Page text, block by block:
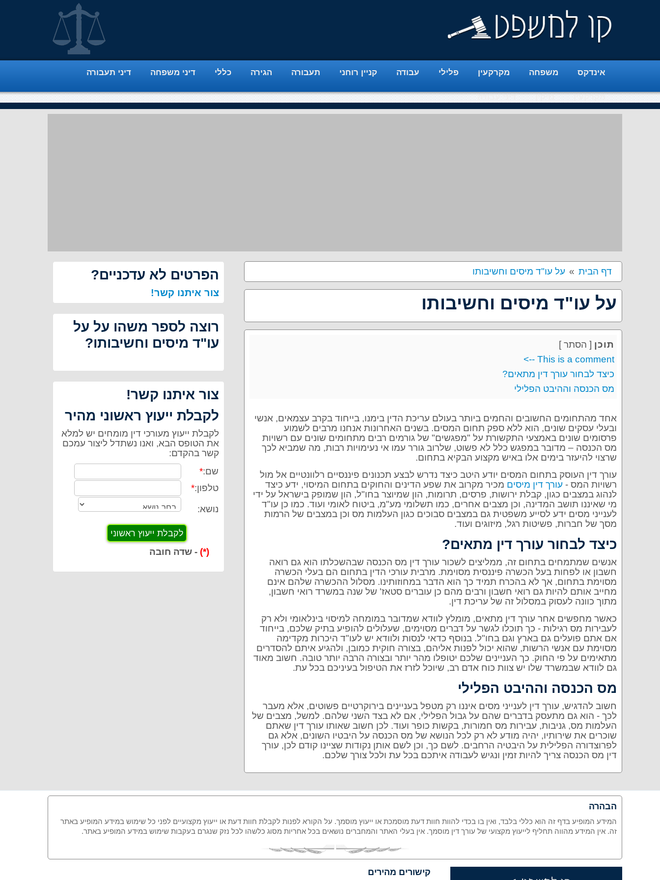
אינדקס משפחה מקרקעין פלילי עבודה קניין רוחני תעבורה הגירה כללי דיני משפחה דיני תעבורה
מקרקעין נזיקין דיני עבודה
דף הבית על עו"ד מיסים וחשיבותו
על עו"ד מיסים וחשיבותו
תוכן [ הסתר ]
This is a comment -->
כיצד לבחור עורך דין מתאים?
מס הכנסה וההיבט הפלילי
אחד מהתחומים החשובים והחמים ביותר בעולם עריכת הדין בימנו, בייחוד בקרב עצמאים, אנשי
ובעלי עסקים שונים, הוא ללא ספק תחום המסים. בשנים האחרונות אנחנו מרבים לשמוע
פרסומים שונים באמצעי התקשורת על "מפגשים" של גורמים רבים מתחומים שונים עם רשויות
מס הכנסה – מדובר במפגש כלל לא פשוט, שלרוב גורר עמו אי נעימויות רבות, מה שמביא לכך
שרצוי להיעזר בימים אלו באיש מקצוע הבקיא בתחום.
עורך דין העוסק בתחום המסים יודע היטב כיצד נדרש לבצע תכנונים פיננסיים רלוונטיים אל מול
רשויות המס - עורך דין מיסים מכיר מקרוב את שפע הדינים והחוקים בתחום המיסוי, ידע כיצד
לנהוג במצבים כגון, קבלת ירושות, פרסים, תרומות, הון שמיוצר בחו"ל, הון שמופק בישראל על ידי
מי שאיננו תושב המדינה, וכן מצבים אחרים, כמו תשלומי מע"מ, ביטוח לאומי ועוד. כמו כן עו"ד
לענייני מסים ידע לסייע משפטית גם במצבים סבוכים כגון העלמות מס וכן במצבים של הרמות
מסך של חברות, פשיטות רגל, מיזוגים ועוד.
כיצד לבחור עורך דין מתאים?
אנשים שמתמחים בתחום זה, ממליצים לשכור עורך דין מס הכנסה שבהשכלתו הוא גם רואה
חשבון או לפחות בעל הכשרה פיננסית מסוימת. מרבית עורכי הדין בתחום הם בעלי הכשרה
מסוימת בתחום, אך לא בהכרח תמיד כך הוא הדבר במחוזותינו. מסלול ההכשרה שלהם אינם
מחייב אותם להיות גם רואי חשבון ורבים מהם כן עוברים סטאז' של שנה במשרד רואי חשבון,
מתוך כוונה לעסוק במסלול זה של עריכת דין.
כאשר מחפשים אחר עורך דין מתאים, מומלץ לוודא שמדובר במומחה למיסוי בינלאומי ולא רק
לעבירות מס רגילות - כך תוכלו לגשר על דברים מסוימים, שעלולים להופיע בתיק שלכם, בייחוד
אם אתם פועלים גם בארץ וגם בחו"ל. בנוסף כדאי לנסות ולוודא יש לעו"ד היכרות מקדימה
מסוימת עם אנשי הרשות, שהוא יכול לפנות אליהם, בצורה חוקית כמובן, ולהגיע איתם להסדרים
מתאימים על פי החוק. כך העניינים שלכם יטופלו מהר יותר ובצורה הרבה יותר טובה. חשוב מאוד
גם לוודא שבמשרד שלו יש צוות כוח אדם רב, שיוכל לזרז את הטיפול בעיניכם בכל עת.
מס הכנסה וההיבט הפלילי
חשוב להדגיש, עורך דין לענייני מסים איננו רק מטפל בעניינים בירוקרטיים פשוטים, אלא מעבר
לכך - הוא גם מתעסק בדברים שהם על גבול הפלילי, אם לא בצד השני שלהם. למשל, מצבים של
העלמות מס, גניבות, עבירות מס חמורות, בקשות כופר ועוד. לכן חשוב שאותו עורך דין שאתם
שוכרים את שירותיו, יהיה מודע לא רק לכל הנושא של מס הכנסה על היבטיו השונים, אלא גם
לפרוצדורה הפלילית על היבטיה הרחבים. לשם כך, וכן לשם אותן נקודות שציינו קודם לכן, עורך
דין מס הכנסה צריך להיות זמין ונגיש לעבודה איתכם בכל עת ולכל צורך שלכם.
הפרטים לא עדכניים?
צור איתנו קשר!
רוצה לספר משהו על על
עו"ד מיסים וחשיבותו?
צור איתנו קשר!
לקבלת ייעוץ ראשוני מהיר
לקבלת ייעוץ מעורכי דין מומחים יש למלא
את הטופס הבא, ואנו נשתדל ליצור עמכם
קשר בהקדם:
שם:*
טלפון:*
נושא:
(*) - שדה חובה
הבהרה
המידע המופיע בדף זה הוא כללי בלבד, ואין בו בכדי להוות חוות דעת מוסמכת או ייעוץ מוסמך. על הקורא לפנות לקבלת חוות דעת או ייעוץ מקצועיים לפני כל שימוש במידע המופיע באתר
זה. אין המידע מהווה תחליף לייעוץ מקצועי של עורך דין מוסמך. אין בעלי האתר והמחברים נושאים בכל אחריות מסוג כלשהו לכל נזק שנגרם בעקבות שימוש במידע המופיע באתר.
קישורים מהירים